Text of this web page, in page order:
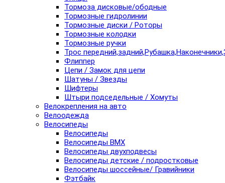
Тормоза дисковые/ободные
Тормозные гидролинии
Тормозные диски / Роторы
Тормозные колодки
Тормозные ручки
Трос
Флиппер
Цепи / Замок для цепи
Шатуны / Звезды
Шифтеры
Штыри подседельные / Хомуты
Велокрепления на авто
Велоодежда
Велосипеды
Велосипеды
Велосипеды BMX
Велосипеды двухподвесы
Велосипеды детские / подростковые
Велосипеды шоссейные/ Гравийники
Фэтбайк